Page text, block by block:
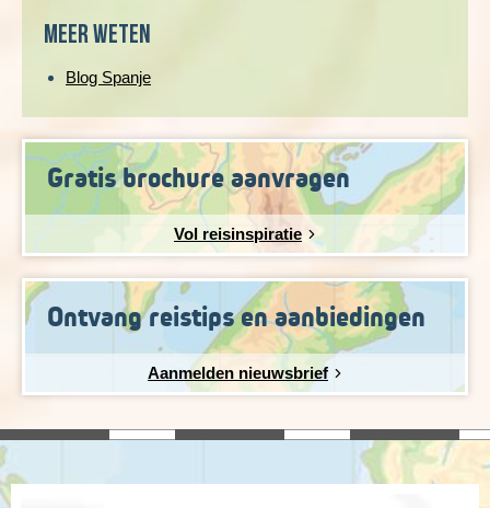
Meer weten
Blog Spanje
Gratis brochure aanvragen
Vol reisinspiratie
Ontvang reistips en aanbiedingen
Aanmelden nieuwsbrief